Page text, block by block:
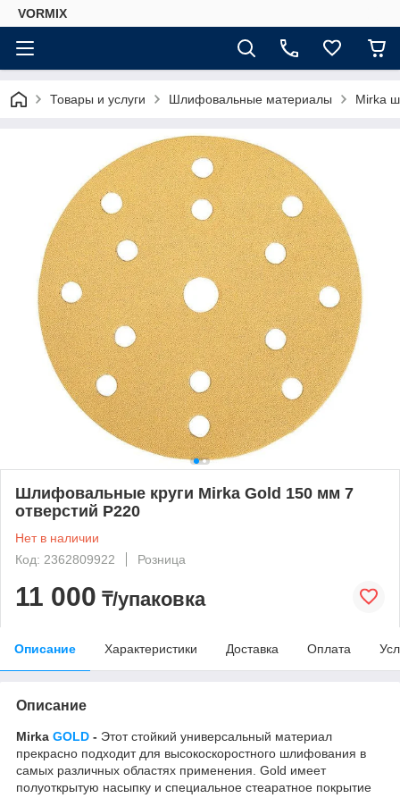
VORMIX
Товары и услуги Шлифовальные материалы Mirka
Шлифовальные круги Mirka Gold 150 мм 7
отверстий P220
Нет в наличии
Код: 2362809922
Розница
11 000 ₸/упаковка
Описание Характеристики Доставка Оплата
Описание
Mirka GOLD - Этот стойкий универсальный материал
прекрасно подходит для высокоскоростного шлифования в
самых различных областях применения. Gold имеет
полуоткрытую насыпку и специальное стеаратное покрытие